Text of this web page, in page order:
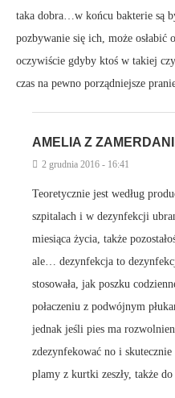
taka dobra…w końcu bakterie są
pozbywanie się ich, może osłabić
oczywiście gdyby ktoś w takiej
czas na pewno porządniejsze
AMELIA Z ZAMERDANI
2 grudnia 2016 - 16:41
Teoretycznie jest według
szpitalach i w dezynfekcji
miesiąca życia, także
ale… dezynfekcja to
stosowała, jak poszku
połaczeniu z podwójnym
jednak jeśli pies ma
zdezynfekować no i
plamy z kurtki zeszły, także